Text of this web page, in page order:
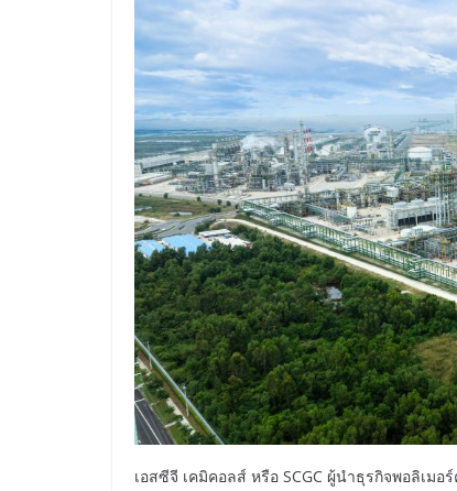
เอสซีจี เคมิคอลส์ หรือ SCGC ผู้นำธุรกิจพอลิเม